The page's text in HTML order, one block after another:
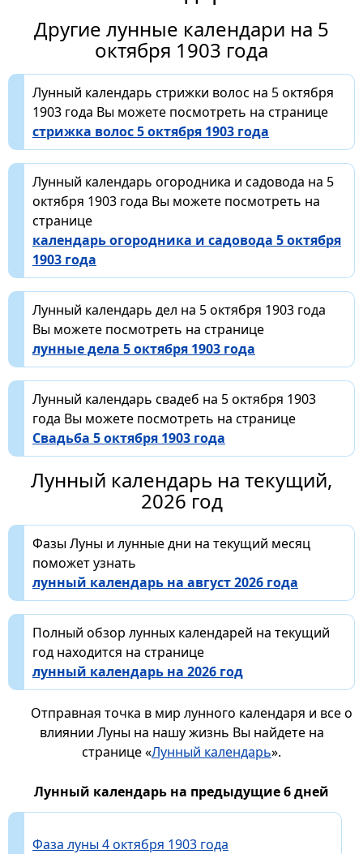
Другие лунные календари на 5
октября 1903 года
Лунный календарь стрижки волос на 5 октября
1903 года Вы можете посмотреть на странице
стрижка волос 5 октября 1903 года
Лунный календарь огородника и садовода на 5
октября 1903 года Вы можете посмотреть на
странице
календарь огородника и садовода 5 октября
1903 года
Лунный календарь дел на 5 октября 1903 года
Вы можете посмотреть на странице
лунные дела 5 октября 1903 года
Лунный календарь свадеб на 5 октября 1903
года Вы можете посмотреть на странице
Свадьба 5 октября 1903 года
Лунный календарь на текущий,
2026 год
Фазы Луны и лунные дни на текущий месяц
поможет узнать
лунный календарь на август 2026 года
Полный обзор лунных календарей на текущий
год находится на странице
лунный календарь на 2026 год
Отправная точка в мир лунного календаря и все о
влиянии Луны на нашу жизнь Вы найдете на
странице «Лунный календарь».
Лунный календарь на предыдущие 6 дней
Фаза луны 4 октября 1903 года